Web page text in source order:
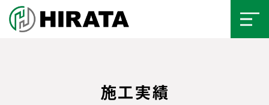
施工実績